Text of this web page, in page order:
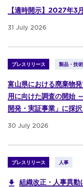
【適時開示】2027年3
31 July 2026
プレスリリース 製品・技術
富山県における廃棄物
用に向けた調査の開始
開発・実証事業」に採択
30 July 2026
プレスリリース 人事
組織改正・人事異